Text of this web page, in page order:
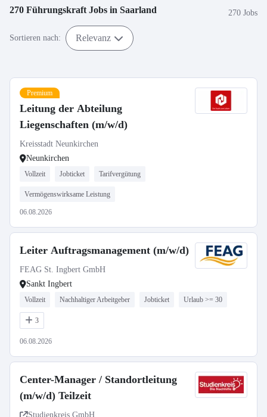
270 Führungskraft Jobs in Saarland 270 Jobs
Sortieren nach: Relevanz
Premium
Leitung der Abteilung
Liegenschaften (m/w/d)
Kreisstadt Neunkirchen
Neunkirchen
Vollzeit Jobticket Tarifvergütung
Vermögenswirksame Leistung
06.08.2026
Leiter Auftragsmanagement (m/w/d)
FEAG St. Ingbert GmbH
Sankt Ingbert
Vollzeit Nachhaltiger Arbeitgeber Jobticket Urlaub >= 30
3
06.08.2026
Center-Manager / Standortleitung
(m/w/d) Teilzeit
Studienkreis GmbH